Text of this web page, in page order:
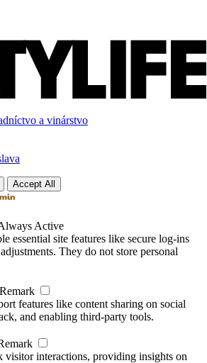
Accept All
Active
essential site features like secure log-ins
They do not store personal
Remark
features like content sharing on social
and enabling third-party tools.
visitor interactions, providing insights on